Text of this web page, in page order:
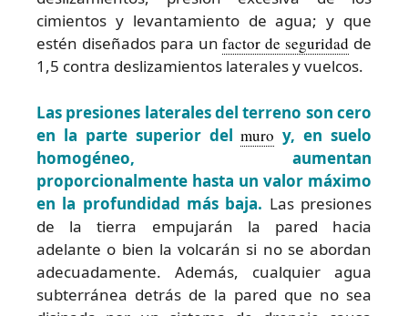
cimientos y levantamiento de agua; y que
estén diseñados para unfactor de seguridad de
1,5 contra deslizamientos laterales y vuelcos.
Las presiones laterales del terreno son cero
en la parte superior delmuro y, en suelo
homogéneo, aumentan
proporcionalmente hasta un valor máximo
en la profundidad más baja. Las presiones
de la tierra empujarán la pared hacia
adelante o bien la volcarán si no se abordan
adecuadamente. Además, cualquier agua
subterránea detrás de la pared que no sea